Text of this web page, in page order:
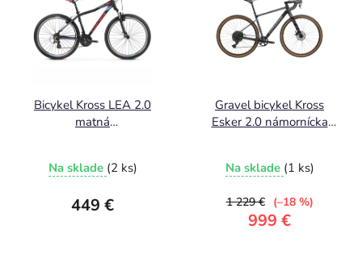
Bicykel Kross LEA 2.0
matná
Na sklade (2 ks)
449 €
Gravel bicykel Kross
Esker 2.0 námornícka
Na sklade (1 ks)
999 €
1 229 € (–18 %)